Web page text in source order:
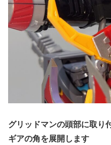
グリッドマンの頭部に取り
ギアの角を展開します